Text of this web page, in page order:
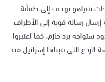
نتنياهو تهدف إلى طمأنة
رسالة قوية إلى الأطراف
ستواجه برد حازم، كما اعتبروا
التي تتبناها إسرائيل منذ